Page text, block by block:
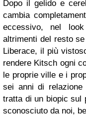
Dopo il gelido e
cambia
eccessivo, nel
altrimenti del resto
Liberace, il più
rendere Kitsch ogni
le proprie ville e i
sei anni di
tratta di un biopic sul
sconosciuto da noi,